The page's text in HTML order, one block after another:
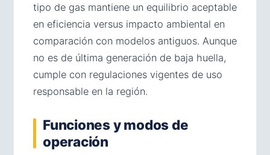
tipo de gas mantiene un equilibrio aceptable
en eficiencia versus impacto ambiental en
comparación con modelos antiguos. Aunque
no es de última generación de baja huella,
cumple con regulaciones vigentes de uso
responsable en la región.
Funciones y modos de
operación